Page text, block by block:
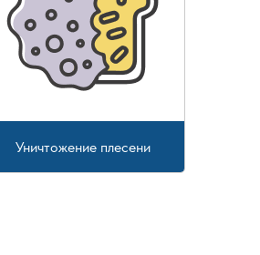
Уничтожение плесени